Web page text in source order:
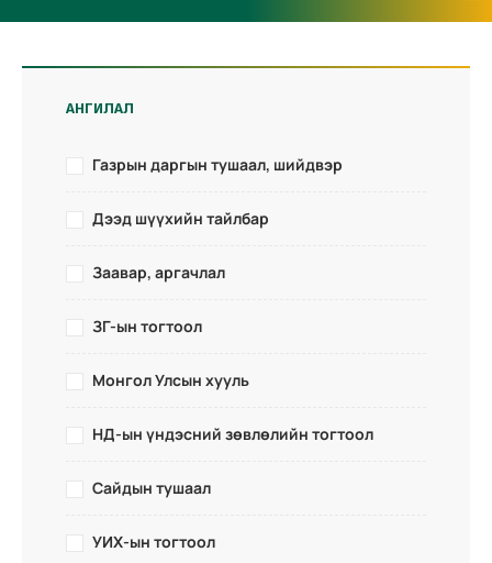
АНГИЛАЛ
Газрын даргын тушаал, шийдвэр
Дээд шүүхийн тайлбар
Заавар, аргачлал
ЗГ-ын тогтоол
Монгол Улсын хууль
НД-ын үндэсний зөвлөлийн тогтоол
Сайдын тушаал
УИХ-ын тогтоол